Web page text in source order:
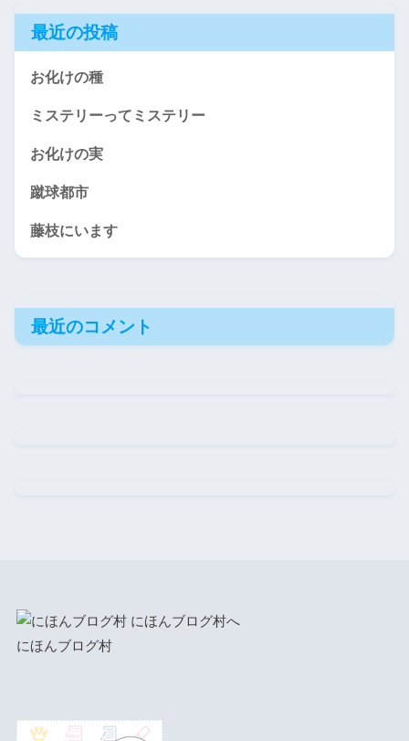
最近の投稿
お化けの種
ミステリーってミステリー
お化けの実
蹴球都市
藤枝にいます
最近のコメント
にほんブログ村